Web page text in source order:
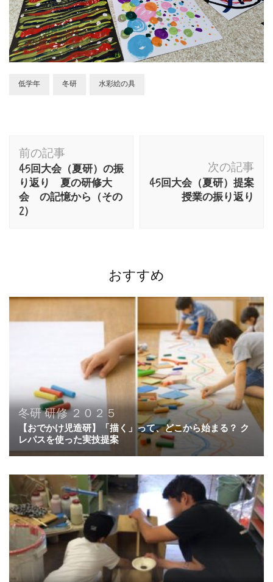
低学年 冬研 水彩絵の具
投
稿
ナ
ビ
ゲ
ン
前の記事
45回大会（夏研）の振
り返り 夏の研修大
会 の記憶から（その
2）
次の記事
45回大会（夏研）提案
授業の振り返り
おすすめ
冬研 研修 ２０２５
【おでかけ児造研】「描く」って、どこから始まる？ ク
レパスを使った実技提案